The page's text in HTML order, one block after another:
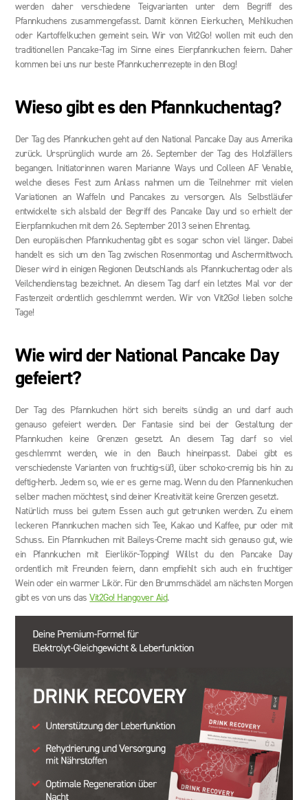
werden daher verschiedene Teigvarianten unter dem Begriff des
Pfannkuchens zusammengefasst. Damit können Eierkuchen, Mehlkuchen
oder Kartoffelkuchen gemeint sein. Wir von Vit2Go! wollen mit euch den
traditionellen Pancake-Tag im Sinne eines Eierpfannkuchen feiern. Daher
kommen bei uns nur beste Pfannkuchenrezepte in den Blog!
Wieso gibt es den Pfannkuchentag?
Der Tag des Pfannkuchen geht auf den National Pancake Day aus Amerika
zurück. Ursprünglich wurde am 26. September der Tag des Holzfällers
begangen. Initiatorinnen waren Marianne Ways und Colleen AF Venable,
welche dieses Fest zum Anlass nahmen um die Teilnehmer mit vielen
Variationen an Waffeln und Pancakes zu versorgen. Als Selbstläufer
entwickelte sich alsbald der Begriff des Pancake Day und so erhielt der
Eierpfannkuchen mit dem 26. September 2013 seinen Ehrentag.
Den europäischen Pfannkuchentag gibt es sogar schon viel länger. Dabei
handelt es sich um den Tag zwischen Rosenmontag und Aschermittwoch.
Dieser wird in einigen Regionen Deutschlands als Pfannkuchentag oder als
Veilchendienstag bezeichnet. An diesem Tag darf ein letztes Mal vor der
Fastenzeit ordentlich geschlemmt werden. Wir von Vit2Go! lieben solche
Tage!
Wie wird der National Pancake Day
gefeiert?
Der Tag des Pfannkuchen hört sich bereits sündig an und darf auch
genauso gefeiert werden. Der Fantasie sind bei der Gestaltung der
Pfannkuchen keine Grenzen gesetzt. An diesem Tag darf so viel
geschlemmt werden, wie in den Bauch hineinpasst. Dabei gibt es
verschiedenste Varianten von fruchtig-süß, über schoko-cremig bis hin zu
deftig-herb. Jedem so, wie er es gerne mag. Wenn du den Pfannenkuchen
selber machen möchtest, sind deiner Kreativität keine Grenzen gesetzt.
Natürlich muss bei gutem Essen auch gut getrunken werden. Zu einem
leckeren Pfannkuchen machen sich Tee, Kakao und Kaffee, pur oder mit
Schuss. Ein Pfannkuchen mit Baileys-Creme macht sich genauso gut, wie
ein Pfannkuchen mit Eierlikör-Topping! Willst du den Pancake Day
ordentlich mit Freunden feiern, dann empfiehlt sich auch ein fruchtiger
Wein oder ein warmer Likör. Für den Brummschädel am nächsten Morgen
gibt es von uns dasVit2Go! Hangover Aid.